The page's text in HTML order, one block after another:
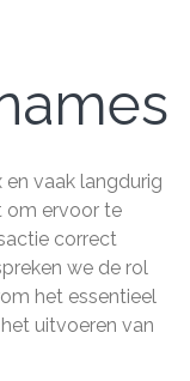
vaak langdurig
om ervoor te
correct
we de rol
het essentieel
uitvoeren van